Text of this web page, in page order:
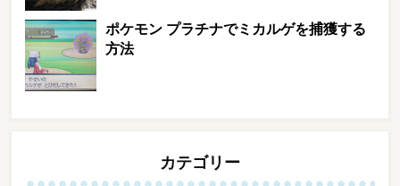
ポケモン プラチナでミカルゲを捕獲する
方法
カテゴリー